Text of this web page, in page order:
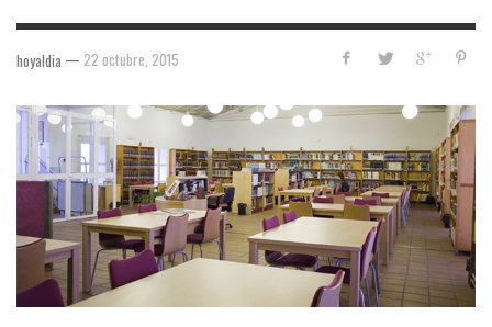
hoyaldia — 22 octubre, 2015